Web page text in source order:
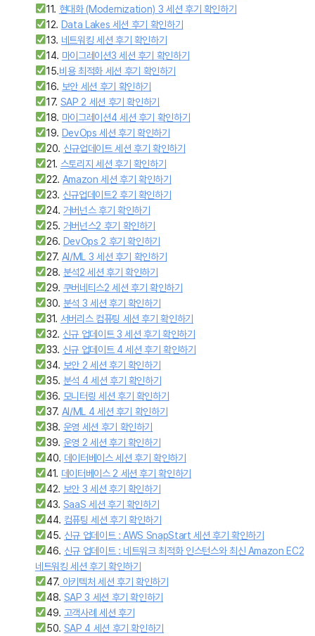
11. 현대화 (Modernization) 3 세션 후기 확인하기
12. Data Lakes 세션 후기 확인하기
13. 네트워킹 세션 후기 확인하기
14. 마이그레이션3 세션 후기 확인하기
15.비용 최적화 세션 후기 확인하기
16. 보안 세션 후기 확인하기
17. SAP 2 세션 후기 확인하기
18. 마이그레이션4 세션 후기 확인하기
19. DevOps 세션 후기 확인하기
20. 신규업데이트 세션 후기 확인하기
21. 스토리지 세션 후기 확인하기
22. Amazon 세션 후기 확인하기
23. 신규업데이트2 후기 확인하기
24. 거버넌스 후기 확인하기
25. 거버넌스2 후기 확인하기
26. DevOps 2 후기 확인하기
27. AI/ML 3 세션 후기 확인하기
28. 분석2 세션 후기 확인하기
29. 쿠버네티스2 세션 후기 확인하기
30. 분석 3 세션 후기 확인하기
31. 서버리스 컴퓨팅 세션 후기 확인하기
32. 신규 업데이트 3 세션 후기 확인하기
33. 신규 업데이트 4 세션 후기 확인하기
34. 보안 2 세션 후기 확인하기
35. 분석 4 세션 후기 확인하기
36. 모니터링 세션 후기 확인하기
37. AI/ML 4 세션 후기 확인하기
38. 운영 세션 후기 확인하기
39. 운영 2 세션 후기 확인하기
40. 데이터베이스 세션 후기 확인하기
41. 데이터베이스 2 세션 후기 확인하기
42. 보안 3 세션 후기 확인하기
43. SaaS 세션 후기 확인하기
44. 컴퓨팅 세션 후기 확인하기
45. 신규 업데이트 : AWS SnapStart 세션 후기 확인하기
46. 신규 업데이트 : 네트워크 최적화 인스턴스와 최신 Amazon EC2
네트워킹 세션 후기 확인하기
47. 아키텍처 세션 후기 확인하기
48. SAP 3 세션 후기 확인하기
49. 고객사례 세션 후기
50. SAP 4 세션 후기 확인하기